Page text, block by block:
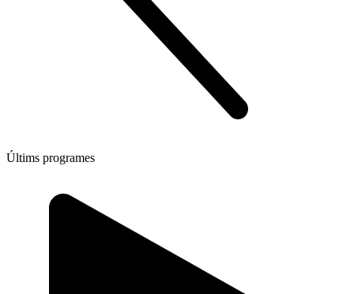
Últims programes